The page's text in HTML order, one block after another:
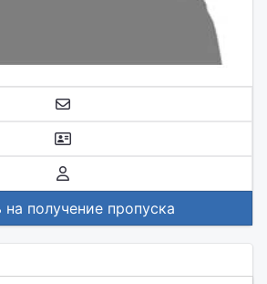
на получение пропуска